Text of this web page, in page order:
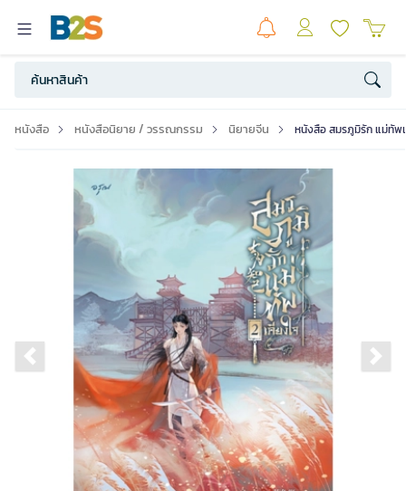
หนังสือ หนังสือนิยาย / วรรณกรรม นิยายจีน หนังสือ สมรภูมิรัก แม่ทัพ
Previous slide